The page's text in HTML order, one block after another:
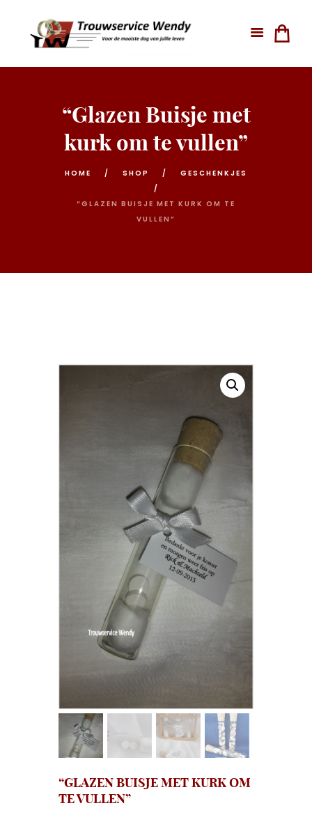
“Glazen Buisje met
kurk om te vullen”
HOME SHOP GESCHENKJES
“GLAZEN BUISJE MET KURK OM TE
VULLEN”
“GLAZEN BUISJE MET KURK OM
TE VULLEN”